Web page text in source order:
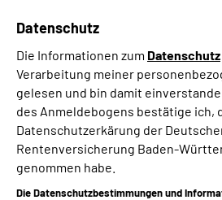
Datenschutz
Die Informationen zum Datenschutz
Verarbeitung meiner
gelesen und bin damit
des Anmeldebogens bestätige ich,
Datenschutzerkärung der
Rentenversicherung Baden-
genommen habe.
Die Datenschutzbestimmungen und